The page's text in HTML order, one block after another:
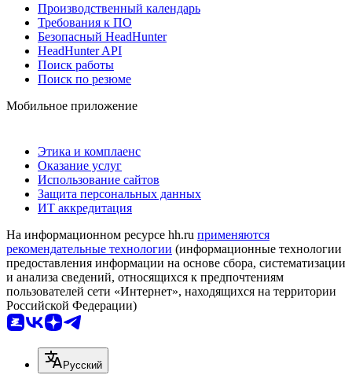
Производственный календарь
Требования к ПО
Безопасный HeadHunter
HeadHunter API
Поиск работы
Поиск по резюме
Мобильное приложение
Этика и комплаенс
Оказание услуг
Использование сайтов
Защита персональных данных
ИТ аккредитация
На информационном ресурсе hh.ru применяются
рекомендательные технологии (информационные технологии
предоставления информации на основе сбора, систематизации
и анализа сведений, относящихся к предпочтениям
пользователей сети «Интернет», находящихся на территории
Российской Федерации)
Русский